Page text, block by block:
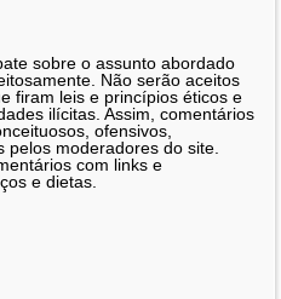
sobre o assunto abordado
Não serão aceitos
firam leis e princípios éticos e
ilícitas. Assim, comentários
ofensivos,
pelos moderadores do site.
com links e
e dietas.